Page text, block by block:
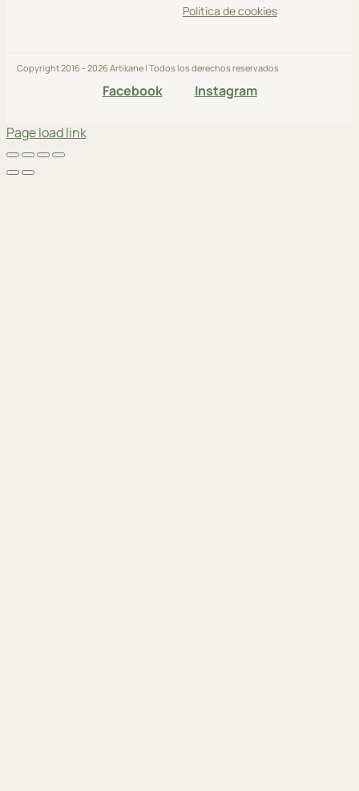
Politica de cookies
Copyright 2016 - 2026 Artikane | Todos los derechos reservados
Facebook Instagram
Page load link